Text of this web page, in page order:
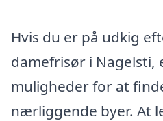
Hvis du er på udkig
damefrisør i Nagelsti,
muligheder for at
nærliggende byer. At